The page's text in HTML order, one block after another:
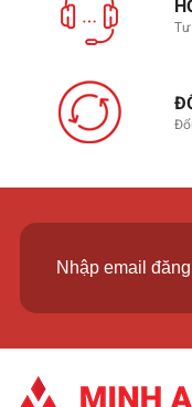
chơi game nặng với
chiến tốt mọi tựa game
Battlefield V, Valorant,